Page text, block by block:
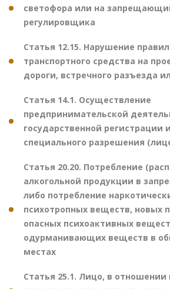
светофора или на
регулировщика
Статья 12.15. Нарушение
транспортного средства на
дороги, встречного разъезда
Статья 14.1. Осуществление
предпринимательской
государственной регистрации
специального разрешения
Статья 20.20. Потребление
алкогольной продукции в
либо потребление
психотропных веществ, новых
опасных психоактивных
одурманивающих веществ в
местах
Статья 25.1. Лицо, в отношении